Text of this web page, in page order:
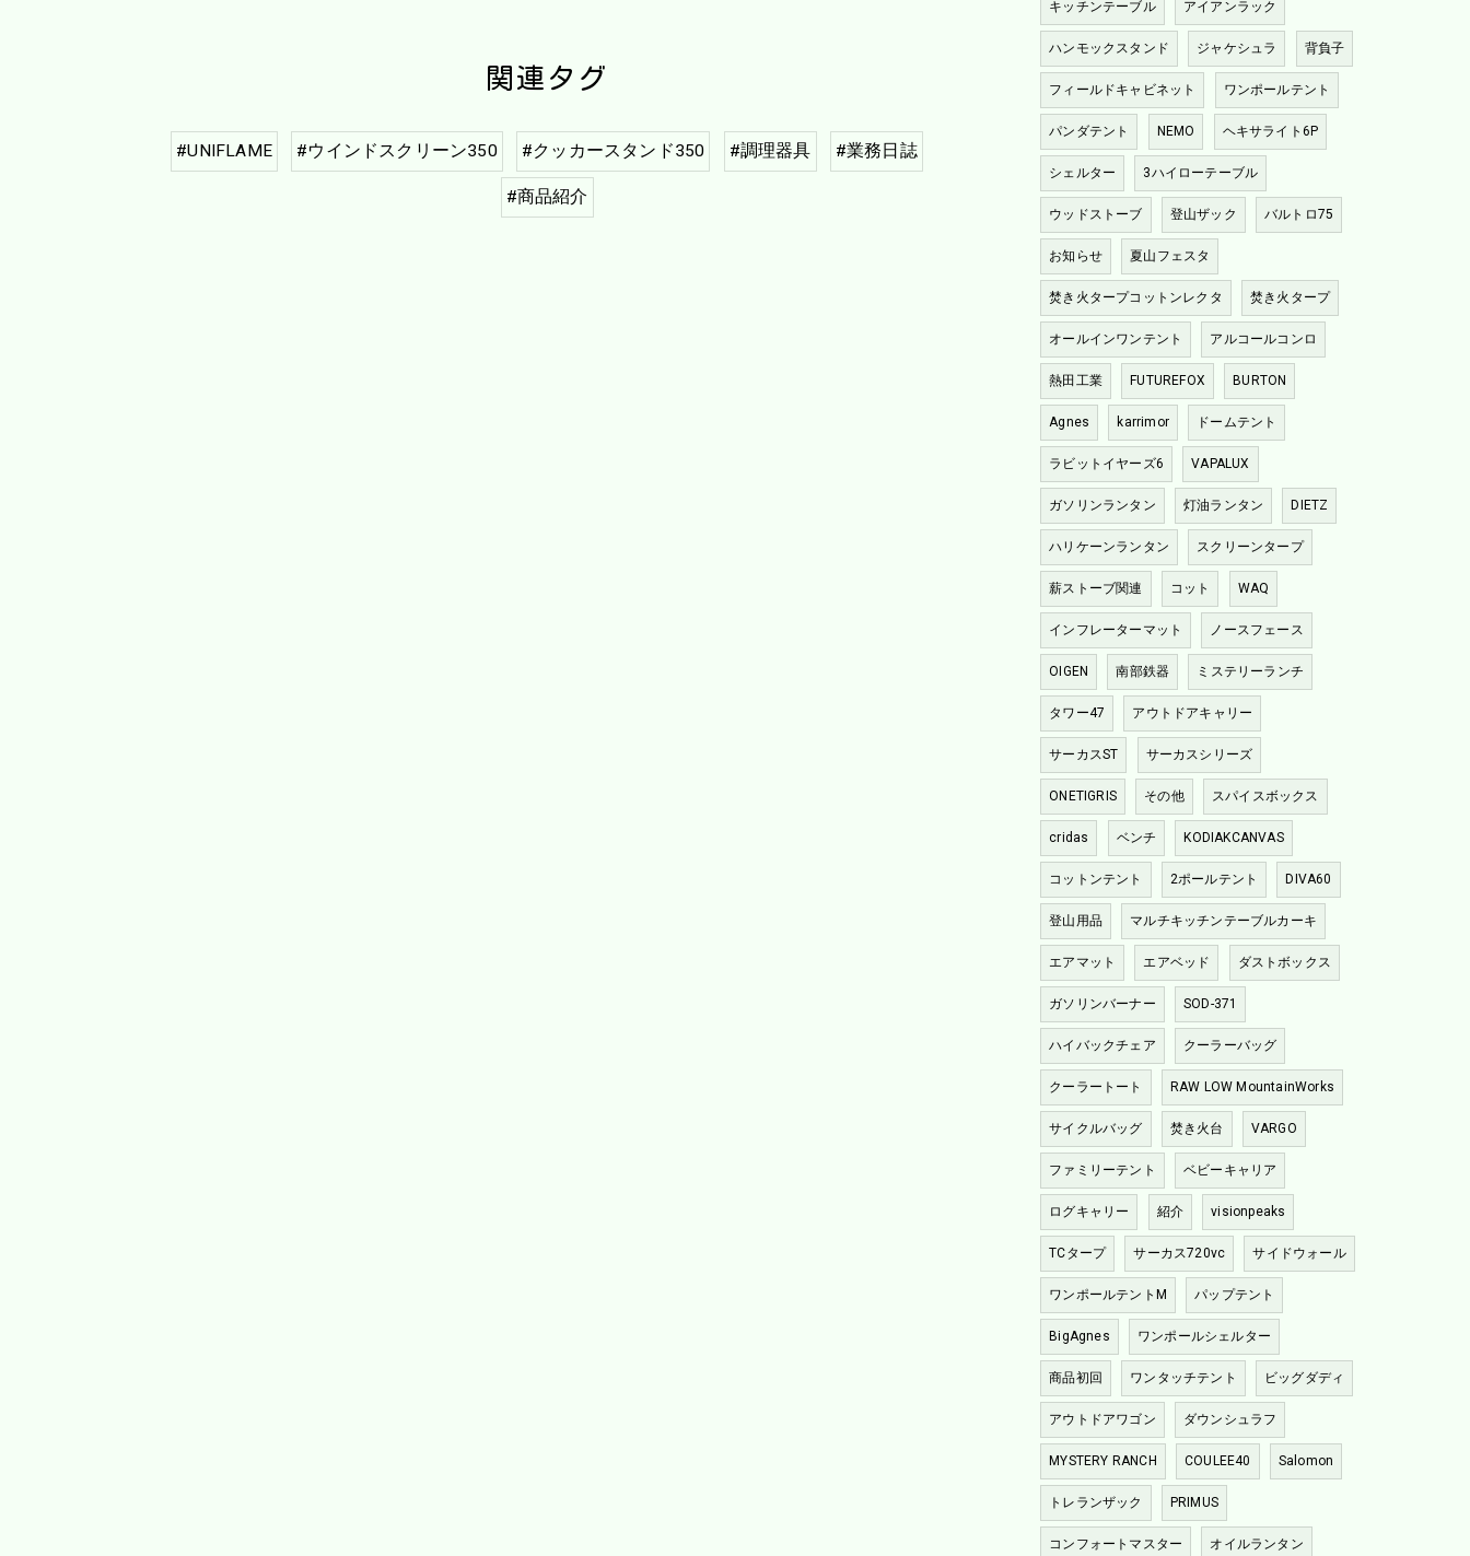
関連タグ
#UNIFLAME #ウインドスクリーン350 #クッカースタンド350 #調理器具 #業務日誌
#商品紹介
キッチンテーブル アイアンラック
ハンモックスタンド ジャケシュラ 背負子
フィールドキャビネット ワンポールテント
パンダテント NEMO ヘキサライト6P
シェルター 3ハイローテーブル
ウッドストーブ 登山ザック バルトロ75
お知らせ 夏山フェスタ
焚き火タープコットンレクタ 焚き火タープ
オールインワンテント アルコールコンロ
熱田工業 FUTUREFOX BURTON
Agnes karrimor ドームテント
ラビットイヤーズ6 VAPALUX
ガソリンランタン 灯油ランタン DIETZ
ハリケーンランタン スクリーンタープ
薪ストーブ関連 コット WAQ
インフレーターマット ノースフェース
OIGEN 南部鉄器 ミステリーランチ
タワー47 アウトドアキャリー
サーカスST サーカスシリーズ
ONETIGRIS その他 スパイスボックス
cridas ベンチ KODIAKCANVAS
コットンテント 2ポールテント DIVA60
登山用品 マルチキッチンテーブルカーキ
エアマット エアベッド ダストボックス
ガソリンバーナー SOD-371
ハイバックチェア クーラーバッグ
クーラートート RAW LOW MountainWorks
サイクルバッグ 焚き火台 VARGO
ファミリーテント ベビーキャリア
ログキャリー 紹介 visionpeaks
TCタープ サーカス720vc サイドウォール
ワンポールテントM パップテント
BigAgnes ワンポールシェルター
商品初回 ワンタッチテント ビッグダディ
アウトドアワゴン ダウンシュラフ
MYSTERY RANCH COULEE40 Salomon
トレランザック PRIMUS
コンフォートマスター オイルランタン